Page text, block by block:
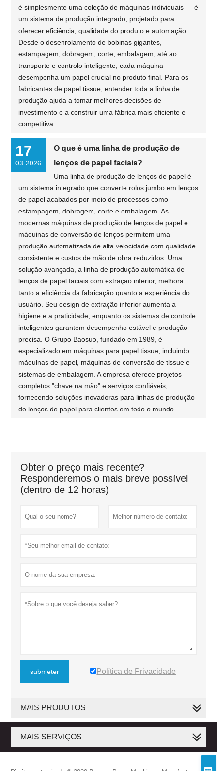
é simplesmente uma coleção de máquinas individuais — é
um sistema de produção integrado, projetado para
oferecer eficiência, qualidade do produto e automação.
Desde o desenrolamento de bobinas gigantes,
estampagem, dobragem, corte, embalagem, até ao
transporte e controlo inteligente, cada máquina
desempenha um papel crucial no produto final. Para os
fabricantes de papel tissue, entender toda a linha de
produção ajuda a tomar melhores decisões de
investimento e a construir uma fábrica mais eficiente e
competitiva.
17
03-2026
O que é uma linha de produção de
lenços de papel faciais?
Uma linha de produção de lenços de papel é
um sistema integrado que converte rolos jumbo em lenços
de papel acabados por meio de processos como
estampagem, dobragem, corte e embalagem. As
modernas máquinas de produção de lenços de papel e
máquinas de conversão de lenços permitem uma
produção automatizada de alta velocidade com qualidade
consistente e custos de mão de obra reduzidos. Uma
solução avançada, a linha de produção automática de
lenços de papel faciais com extração inferior, melhora
tanto a eficiência da fabricação quanto a experiência do
usuário. Seu design de extração inferior aumenta a
higiene e a praticidade, enquanto os sistemas de controle
inteligentes garantem desempenho estável e produção
precisa. O Grupo Baosuo, fundado em 1989, é
especializado em máquinas para papel tissue, incluindo
máquinas de papel, máquinas de conversão de tissue e
sistemas de embalagem. A empresa oferece projetos
completos "chave na mão" e serviços confiáveis,
fornecendo soluções inovadoras para linhas de produção
de lenços de papel para clientes em todo o mundo.
Obter o preço mais recente?
Responderemos o mais breve possível
(dentro de 12 horas)
submeter Política de Privacidade
MAIS PRODUTOS
MAIS SERVIÇOS